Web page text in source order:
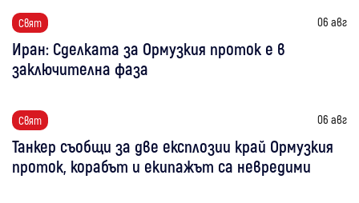
Свят 06 авг
Иран: Сделката за Ормузкия проток е в
заключителна фаза
Свят 06 авг
Танкер съобщи за две експлозии край Ормузкия
проток, корабът и екипажът са невредими